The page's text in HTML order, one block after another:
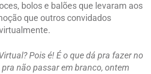
bolos e balões que levaram aos
que outros convidados
Pois é! É o que dá pra fazer no
não passar em branco, ontem